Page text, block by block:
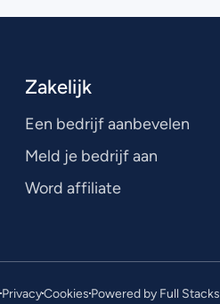
Zakelijk
Een bedrijf aanbevelen
Meld je bedrijf aan
Word affiliate
PrivacyCookiesPowered by Full Stacks